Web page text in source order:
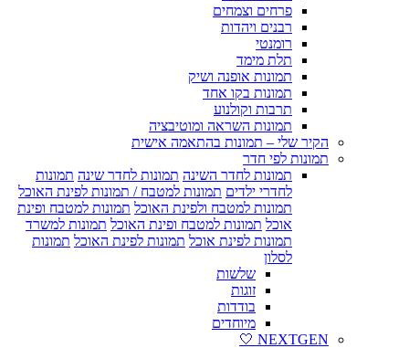
פרחים וצמחים
רבנים ויהדות
רומנטי
תלת מימד
תמונות אופנה ושיק
תמונות בקו אחד
תרבות וקולנוע
תמונות השראה ומוטיבציה
הקיר שלי – תמונות בהתאמה אישית
תמונות לפי חדר
תמונות לחדר השינה תמונות לחדר שינה תמונות
לחדרי ילדים תמונות למטבח / תמונות לפינת האוכל
תמונות למטבח ולפינת האוכל תמונות למטבח ופינת
אוכל תמונות למטבח ופינת האוכל תמונות למשרד
תמונות לפינת אוכל תמונות לפינת האוכל תמונות
לסלון
שלשות
זוגות
בודדות
מיוחדים
NEXTGEN 🤍